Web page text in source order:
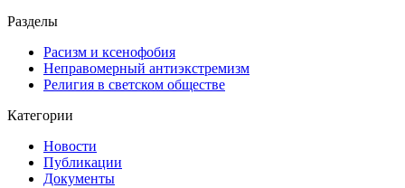
Разделы
Расизм и ксенофобия
Неправомерный антиэкстремизм
Религия в светском обществе
Категории
Новости
Публикации
Документы